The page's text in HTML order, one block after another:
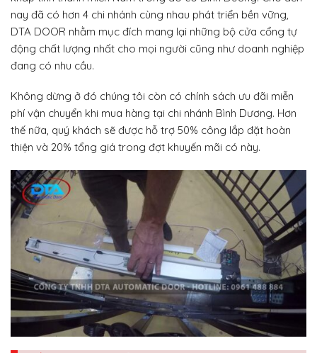
nay đã có hơn 4 chi nhánh cùng nhau phát triển bền vững,
DTA DOOR nhằm mục đích mang lại những bộ cửa cổng tự
động chất lượng nhất cho mọi người cũng như doanh nghiệp
đang có nhu cầu.
Không dừng ở đó chúng tôi còn có chính sách ưu đãi miễn
phí vận chuyển khi mua hàng tại chi nhánh Bình Dương. Hơn
thế nữa, quý khách sẽ được hỗ trợ 50% công lắp đặt hoàn
thiện và 20% tổng giá trong đợt khuyến mãi có này.